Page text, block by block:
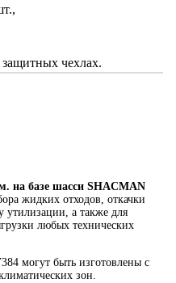
чехлах.
на базе шасси SHACMAN
жидких отходов, откачки
утилизации, а также для
любых технических
могут быть изготовлены с
зон.